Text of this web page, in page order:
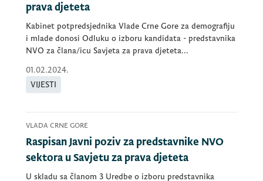
prava djeteta
Kabinet potpredsjednika Vlade Crne Gore za demografiju
i mlade donosi Odluku o izboru kandidata - predstavnika
NVO za člana/icu Savjeta za prava djeteta...
01.02.2024.
VIJESTI
VLADA CRNE GORE
Raspisan Javni poziv za predstavnike NVO
sektora u Savjetu za prava djeteta
U skladu sa članom 3 Uredbe o izboru predstavnika